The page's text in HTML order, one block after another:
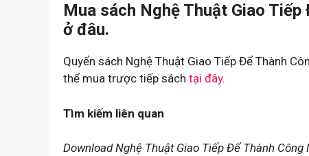
Mua sách Nghệ Thuật Giao
ở đâu.
Quyển sách Nghệ Thuật Giao Tiếp Để Thành
thể mua trược tiếp sách tại đây.
Tìm kiếm liên quan
Download Nghệ Thuật Giao Tiếp Để Thành Công